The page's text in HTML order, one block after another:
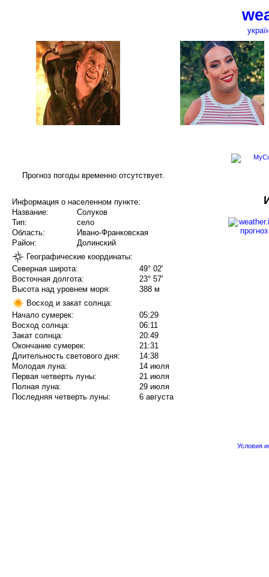
Прогноз погоды временно отсутствует.
Информация о населенном пункте:
Название:
Солуков
Тип:
село
Область:
Ивано-Франковская
Район:
Долинский
Географические координаты:
Северная широта:
49° 02'
Восточная долгота:
23° 57'
Высота над уровнем моря:
388 м
Восход и закат солнца:
Начало сумерек:
05:29
Восход солнца:
06:11
Закат солнца:
20:49
Окончание сумерек:
21:31
Длительность светового дня:
14:38
Молодая луна:
14 июля
Первая четверть луны:
21 июля
Полная луна:
29 июля
Последняя четверть луны:
6 августа
Условия